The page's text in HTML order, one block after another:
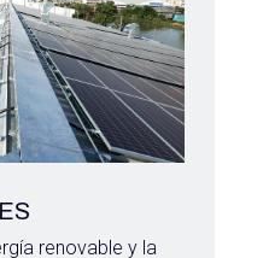
renovable y la